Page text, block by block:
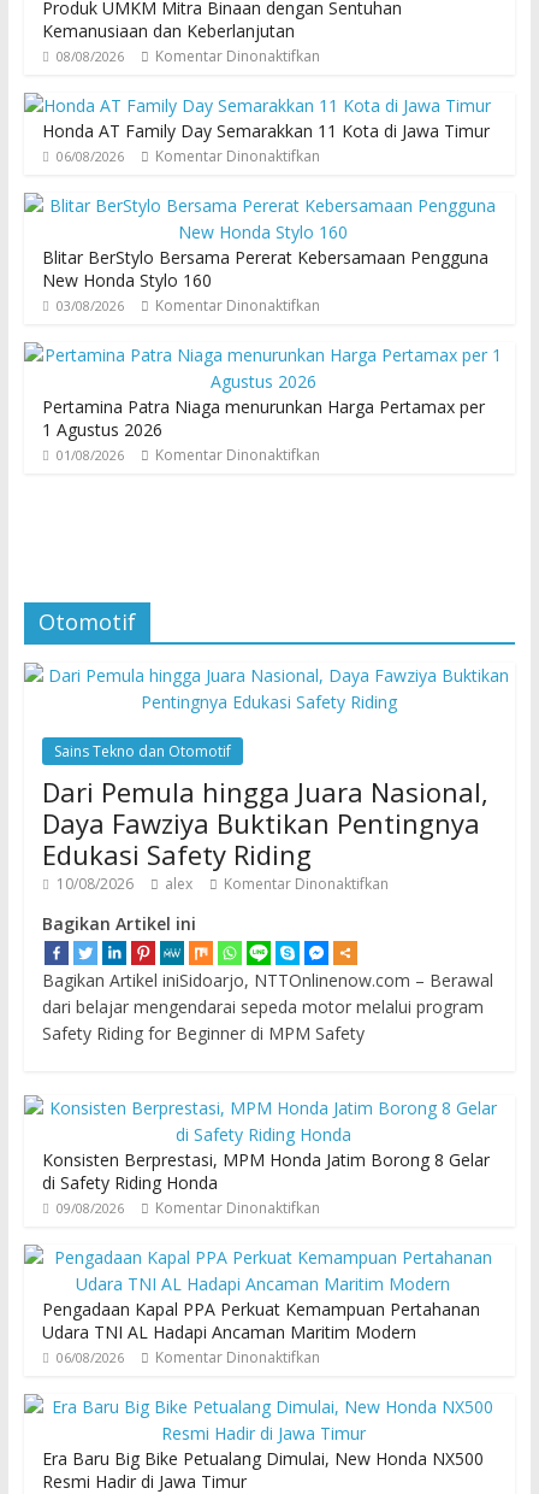
Produk UMKM Mitra Binaan dengan Sentuhan
Kemanusiaan dan Keberlanjutan
08/08/2026 Komentar Dinonaktifkan
Honda AT Family Day Semarakkan 11 Kota di Jawa Timur
06/08/2026 Komentar Dinonaktifkan
Blitar BerStylo Bersama Pererat Kebersamaan Pengguna
New Honda Stylo 160
03/08/2026 Komentar Dinonaktifkan
Pertamina Patra Niaga menurunkan Harga Pertamax per
1 Agustus 2026
01/08/2026 Komentar Dinonaktifkan
Otomotif
Sains Tekno dan Otomotif
Dari Pemula hingga Juara Nasional,
Daya Fawziya Buktikan Pentingnya
Edukasi Safety Riding
10/08/2026 alex Komentar Dinonaktifkan
Bagikan Artikel ini
Bagikan Artikel iniSidoarjo, NTTOnlinenow.com – Berawal
dari belajar mengendarai sepeda motor melalui program
Safety Riding for Beginner di MPM Safety
Konsisten Berprestasi, MPM Honda Jatim Borong 8 Gelar
di Safety Riding Honda
09/08/2026 Komentar Dinonaktifkan
Pengadaan Kapal PPA Perkuat Kemampuan Pertahanan
Udara TNI AL Hadapi Ancaman Maritim Modern
06/08/2026 Komentar Dinonaktifkan
Era Baru Big Bike Petualang Dimulai, New Honda NX500
Resmi Hadir di Jawa Timur